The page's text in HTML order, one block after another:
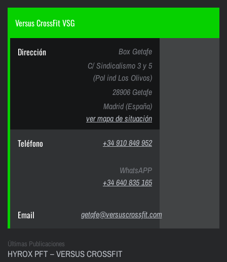
Versus CrossFit VSG
Dirección
Box Getafe
C/ Sindicalismo 3 y 5
(Pol ind Los Olivos)
28906 Getafe
Madrid (España)
ver mapa de situación
Teléfono +34 910 849 952
WhatsAPP
+34 640 835 165
Email getafe@versuscrossfit.com
Últimas Publicaciones
HYROX PFT – VERSUS CROSSFIT